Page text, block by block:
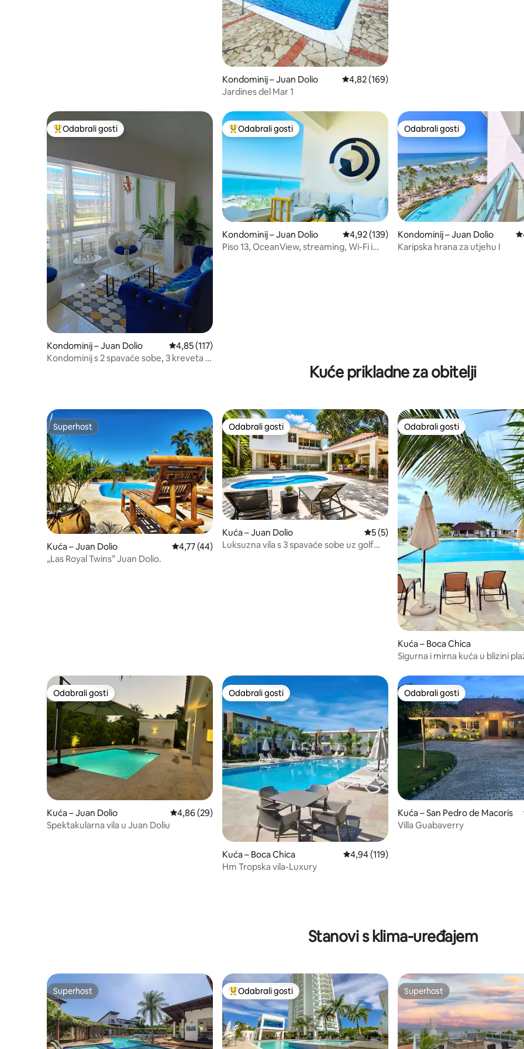
Kondominij – Juan Dolio Prosječna ocjena: 4,82/5, recenzija: 169
4,82 (169)
Jardines del Mar 1
Među najviše rangiranima s oznakom „Odabrali gosti”
Odabrali gosti
Kondominij – Juan Dolio Prosječna ocjena: 4,85/5, recenzija: 117
4,85 (117)
Kondominij s 2 spavaće sobe, 3 kreveta i
Među najviše rangiranima s oznakom „Odabrali gosti”
Odabrali gosti
Kondominij – Juan Dolio Prosječna ocjena: 4,92/5, recenzija: 139
4,92 (139)
Piso 13, OceanView, streaming, Wi-Fi i
Odabrali gosti
Odabrali gosti
Kondominij – Juan Dolio
Karipska hrana za utjehu I
Kuće prikladne za obitelji
Superhost
Superhost
Kuća – Juan Dolio Prosječna ocjena: 4,77/5, recenzija: 44
4,77 (44)
„Las Royal Twins” Juan Dolio.
Odabrali gosti
Odabrali gosti
Kuća – Juan Dolio Prosječna ocjena: 5/5, recenzija: 5
5 (5)
Luksuzna vila s 3 spavaće sobe uz golf
Odabrali gosti
Odabrali gosti
Kuća – Boca Chica
Sigurna i mirna kuća u blizini
Odabrali gosti
Odabrali gosti
Kuća – Juan Dolio Prosječna ocjena: 4,86/5, recenzija: 29
4,86 (29)
Spektakularna vila u Juan Doliu
Odabrali gosti
Odabrali gosti
Kuća – Boca Chica Prosječna ocjena: 4,94/5, recenzija: 119
4,94 (119)
Hm Tropska vila-Luxury
Odabrali gosti
Odabrali gosti
Kuća – San Pedro de Macorís
Villa Guabaverry
Stanovi s klima-uređajem
Superhost
Superhost Među najviše rangiranima s oznakom „Odabrali gosti”
Odabrali gosti Superhost
Superhost